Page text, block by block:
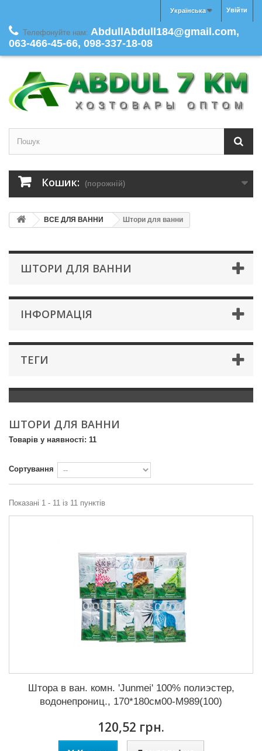
Увійти
Українська
Телефонуйте нам: AbdullAbdull184@gmail.com,
063-466-45-66, 098-337-18-08
Кошик: (порожній)
ВСЕ ДЛЯ ВАННИ Штори для ванни
ШТОРИ ДЛЯ ВАННИ
IНФОРМАЦIЯ
ТЕГИ
ШТОРИ ДЛЯ ВАННИ
Товарів у наявності: 11
Сортування
Показані 1 - 11 із 11 пунктів
Штора в ван. комн. 'Junmei' 100% полиэстер,
водонепрониц., 170*180см00-М989(100)
120,52 грн.